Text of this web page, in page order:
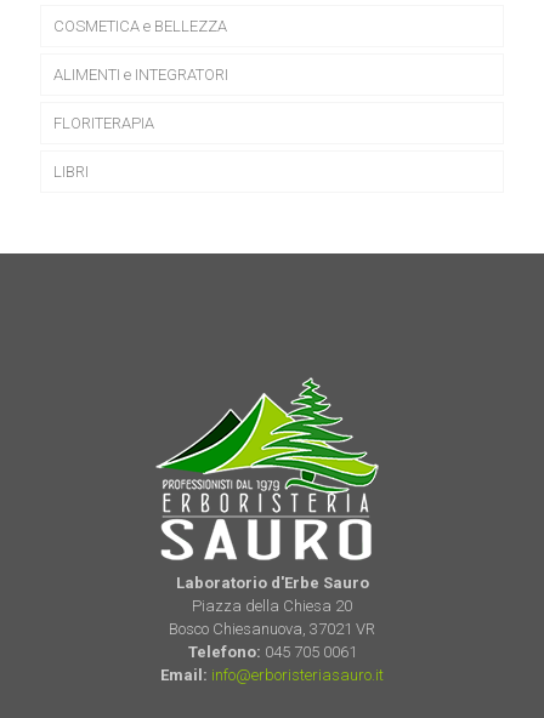
COSMETICA e BELLEZZA
ALIMENTI e INTEGRATORI
FLORITERAPIA
LIBRI
Laboratorio d'Erbe Sauro
Piazza della Chiesa 20
Bosco Chiesanuova, 37021 VR
Telefono: 045 705 0061
Email: info@erboristeriasauro.it